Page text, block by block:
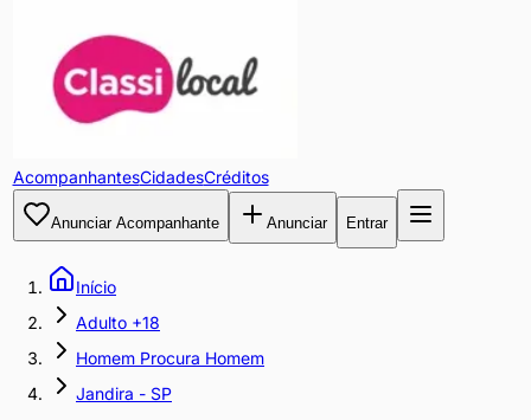
AcompanhantesCidadesCréditos
Anunciar Acompanhante Anunciar Entrar
Início
Adulto +18
Homem Procura Homem
Jandira - SP